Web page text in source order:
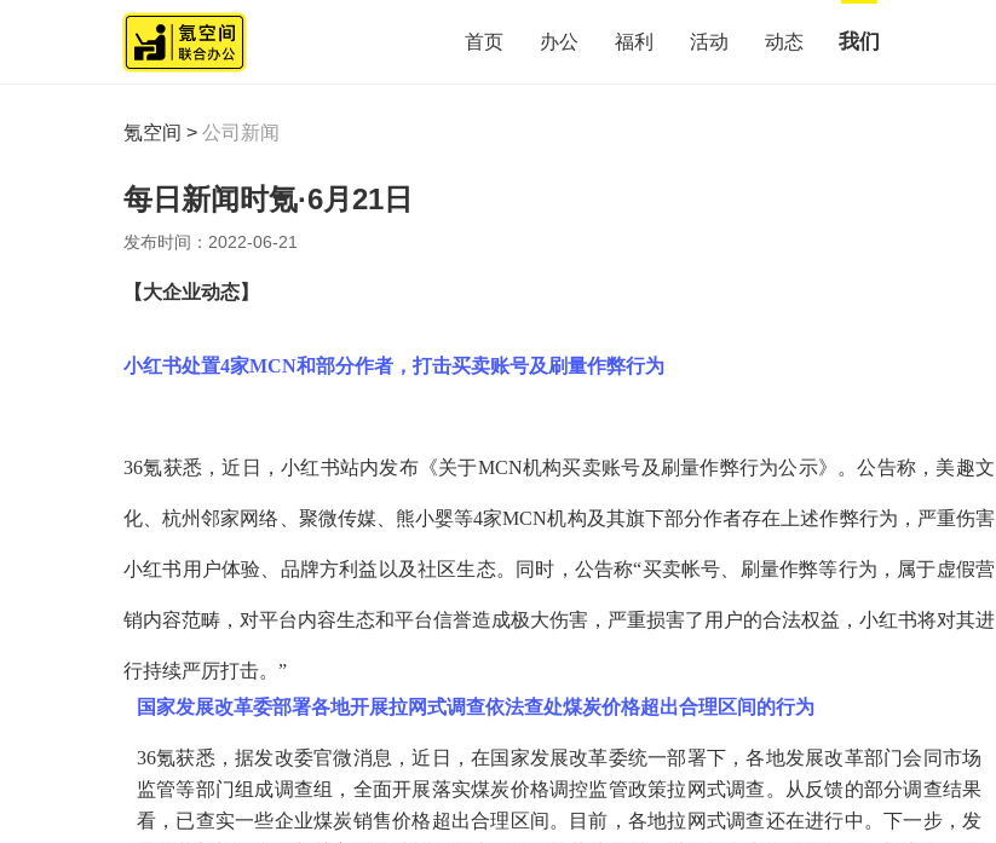
首页 办公 福利 活动 动态 我们
氪空间 > 公司新闻
每日新闻时氪·6月21日
发布时间： 2022-06-21
【大企业动态】
小红书处置4家MCN和部分作者，打击买卖账号及刷量作弊行为
36氪获悉，近日，小红书站内发布《关于MCN机构买卖账号及刷量作弊行为公示》。公告称，美趣文
化、杭州邻家网络、聚微传媒、熊小婴等4家MCN机构及其旗下部分作者存在上述作弊行为，严重伤害
小红书用户体验、品牌方利益以及社区生态。同时，公告称“买卖帐号、刷量作弊等行为，属于虚假营
销内容范畴，对平台内容生态和平台信誉造成极大伤害，严重损害了用户的合法权益，小红书将对其进
行持续严厉打击。”
国家发展改革委部署各地开展拉网式调查依法查处煤炭价格超出合理区间的行为
36氪获悉，据发改委官微消息，近日，在国家发展改革委统一部署下，各地发展改革部门会同市场
监管等部门组成调查组，全面开展落实煤炭价格调控监管政策拉网式调查。从反馈的部分调查结果
看，已查实一些企业煤炭销售价格超出合理区间。目前，各地拉网式调查还在进行中。下一步，发